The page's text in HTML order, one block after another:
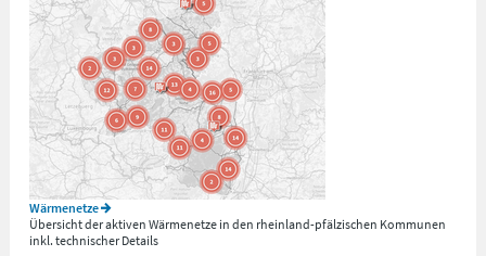
Wärmenetze
Übersicht der aktiven Wärmenetze in den rheinland-pfälzischen Kommunen
inkl. technischer Details